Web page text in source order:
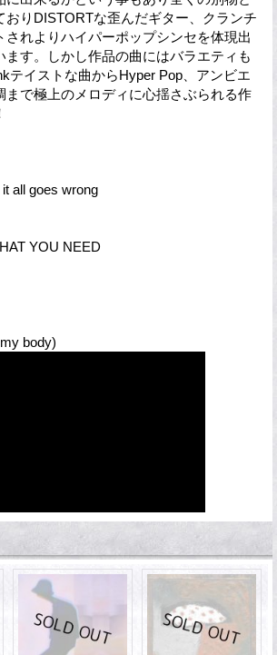
おりDISTORTな歪んだギター、クランチ
されよりハイパーポップシンセを体現出
ます。しかし作品の曲にはバラエティも
テイストな曲からHyper Pop、アンビエ
まで極上のメロディに心揺さぶられる作
all goes wrong
YOU NEED
body)